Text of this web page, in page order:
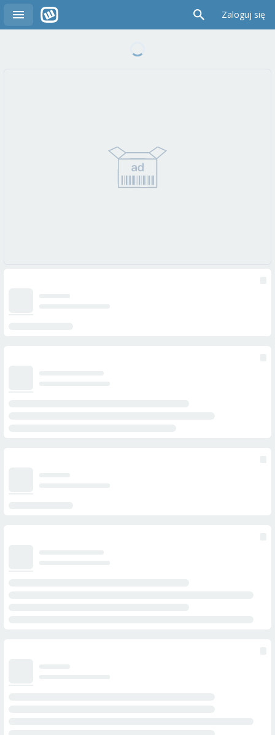
Zaloguj się